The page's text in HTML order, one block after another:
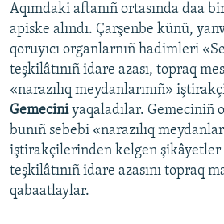
Aqımdaki aftanıñ ortasında daa
apiske alındı. Çarşenbe künü,
qoruyıcı organlarnıñ hadimleri
teşkilâtınıñ idare azası, topraq
«narazılıq meydanlarınıñ»
Gemeciniyaqaladılar. Gemeciniñ
bunıñ sebebi «narazılıq
iştirakçilerinden kelgen şikâyetler
teşkilâtınıñ idare azasını topraq
qabaatlaylar.